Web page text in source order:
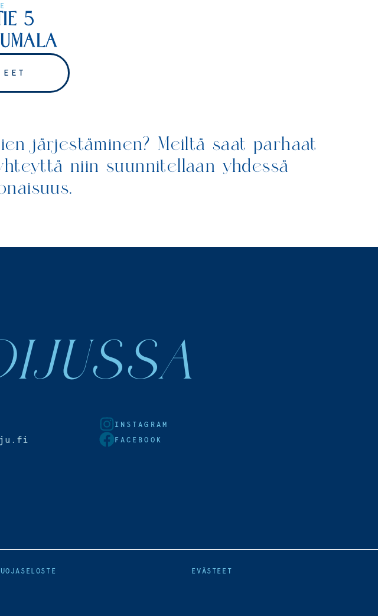
5
järjestäminen? Meiltä saat parhaat
niin suunnitellaan yhdessä
INSTAGRAM
FACEBOOK
EVÄSTEET